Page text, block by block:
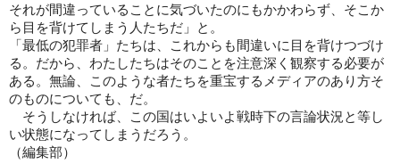
それが間違っていることに気づいたのにもかかわらず、そこか
ら目を背けてしまう人たちだ」と。
「最低の犯罪者」たちは、これからも間違いに目を背けつづけ
る。だから、わたしたちはそのことを注意深く観察する必要が
ある。無論、このような者たちを重宝するメディアのあり方そ
のものについても、だ。
そうしなければ、この国はいよいよ戦時下の言論状況と等し
い状態になってしまうだろう。
（編集部）